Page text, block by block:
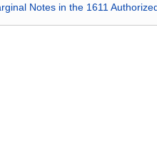
Notes in the 1611